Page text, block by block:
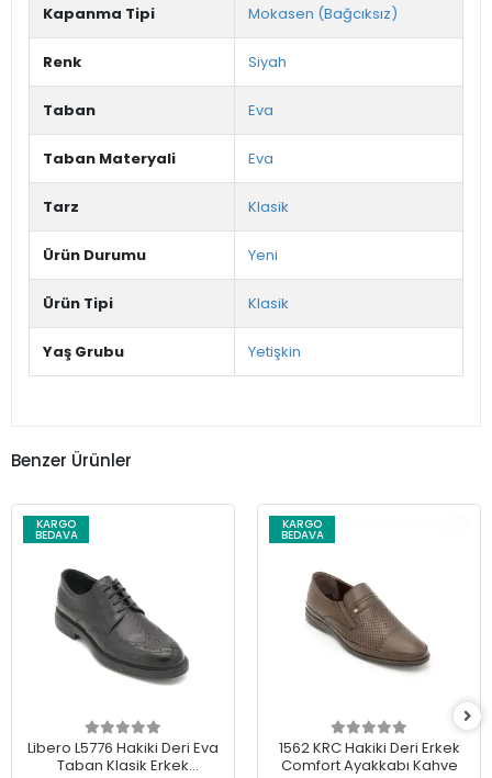
Kapanma Tipi Mokasen (Bağcıksız)
Renk Siyah
Taban Eva
Taban Materyali Eva
Tarz Klasik
Ürün Durumu Yeni
Ürün Tipi Klasik
Yaş Grubu Yetişkin
Benzer Ürünler
KARGO
BEDAVA
Libero L5776 Hakiki Deri Eva
Taban Klasik Erkek
KARGO
BEDAVA
1562 KRC Hakiki Deri Erkek
Comfort Ayakkabı Kahve